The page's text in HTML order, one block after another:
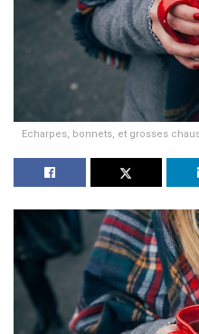
Echarpes, bonnets, et grosses